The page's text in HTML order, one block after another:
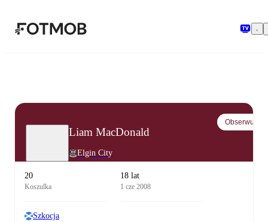
Liam MacDonald
Elgin City
Obserwuj
20
Koszulka
18 lat
1 cze 2008
Szkocja